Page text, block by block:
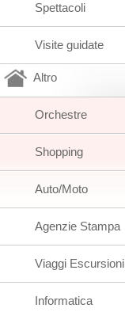
Spettacoli
Visite guidate
Altro
Orchestre
Shopping
Auto/Moto
Agenzie Stampa
Viaggi Escursioni
Informatica